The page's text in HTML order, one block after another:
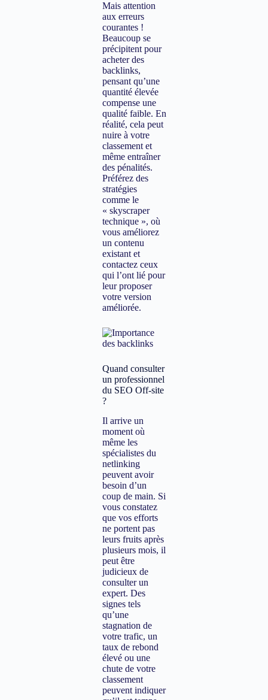
Mais attention
aux erreurs
courantes !
Beaucoup se
précipitent pour
acheter des
backlinks,
pensant qu’une
quantité élevée
compense une
qualité faible. En
réalité, cela peut
nuire à votre
classement et
même entraîner
des pénalités.
Préférez des
stratégies
comme le
« skyscraper
technique », où
vous améliorez
un contenu
existant et
contactez ceux
qui l’ont lié pour
leur proposer
votre version
améliorée.
Quand consulter
un professionnel
du SEO Off-site
?
Il arrive un
moment où
même les
spécialistes du
netlinking
peuvent avoir
besoin d’un
coup de main. Si
vous constatez
que vos efforts
ne portent pas
leurs fruits après
plusieurs mois, il
peut être
judicieux de
consulter un
expert. Des
signes tels
qu’une
stagnation de
votre trafic, un
taux de rebond
élevé ou une
chute de votre
classement
peuvent indiquer